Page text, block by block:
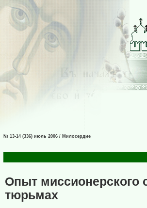
№ 13-14 (336) июль 2006 / Милосердие
Опыт миссионерского
тюрьмах